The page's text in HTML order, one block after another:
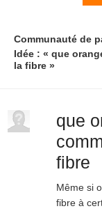
Communauté de
Idée : « que
la fibre »
que
fibre
Même si
fibre à